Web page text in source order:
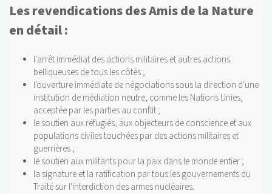
Les revendications des Amis de la Nature
en détail :
l'arrêt immédiat des actions militaires et autres actions
belliqueuses de tous les côtés ;
l'ouverture immédiate de négociations sous la direction d'une
institution de médiation neutre, comme les Nations Unies,
acceptée par les parties au conflit ;
le soutien aux réfugiés, aux objecteurs de conscience et aux
populations civiles touchées par des actions militaires et
guerrières ;
le soutien aux militants pour la paix dans le monde entier ;
la signature et la ratification par tous les gouvernements du
Traité sur l'interdiction des armes nucléaires.